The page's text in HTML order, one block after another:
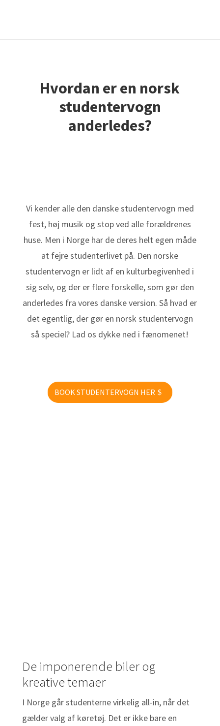
Hvordan er en norsk
studentervogn
anderledes?
Vi kender alle den danske studentervogn med
fest, høj musik og stop ved alle forældrenes
huse. Men i Norge har de deres helt egen måde
at fejre studenterlivet på. Den norske
studentervogn er lidt af en kulturbegivenhed i
sig selv, og der er flere forskelle, som gør den
anderledes fra vores danske version. Så hvad er
det egentlig, der gør en norsk studentervogn
så speciel? Lad os dykke ned i fænomenet!
BOOK STUDENTERVOGN HER
De imponerende biler og
kreative temaer
I Norge går studenterne virkelig all-in, når det
gælder valg af køretøj. Det er ikke bare en